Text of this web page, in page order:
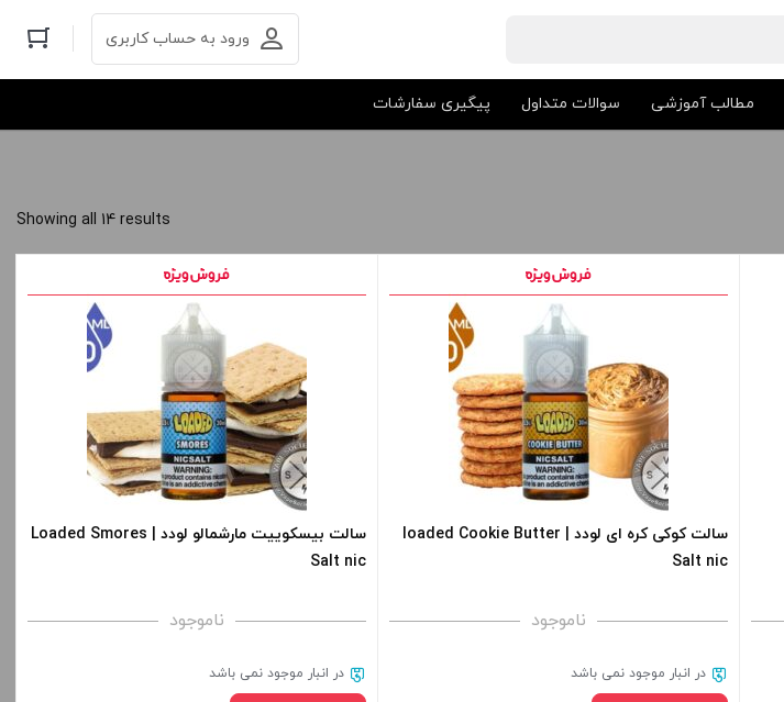
ورود به حساب کاربری
مطالب آموزشی سوالات متداول پیگیری سفارشات
Showing all 14 results
سالت کوکی کره ای لودد | loaded Cookie Butter
Salt nic
ناموجود
در انبار موجود نمی باشد
سالت بیسکوییت مارشمالو لودد | Loaded Smores
Salt nic
ناموجود
در انبار موجود نمی باشد